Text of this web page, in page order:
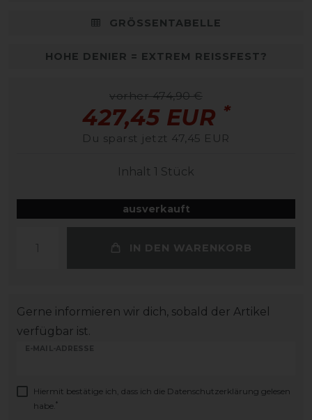
GRÖSSENTABELLE
HOHE DENIER = EXTREM REISSFEST?
vorher 474,90 €
427,45 EUR *
Du sparst jetzt 47,45 EUR
Inhalt 1 Stück
ausverkauft
IN DEN WARENKORB
Gerne informieren wir dich, sobald der Artikel
verfügbar ist.
E-MAIL-ADRESSE
Hiermit bestätige ich, dass ich die Daten­schutz­erklärung gelesen
habe. *